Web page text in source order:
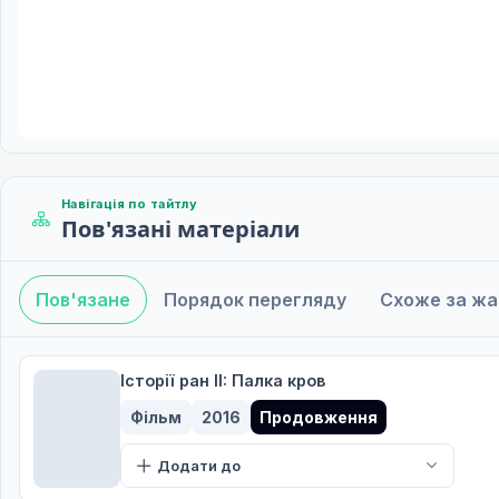
Навігація по тайтлу
Пов'язані матеріали
Пов'язане Порядок перегляду Схоже за
Історії ран II: Палка кров
Фільм
2016 Продовження
Додати до